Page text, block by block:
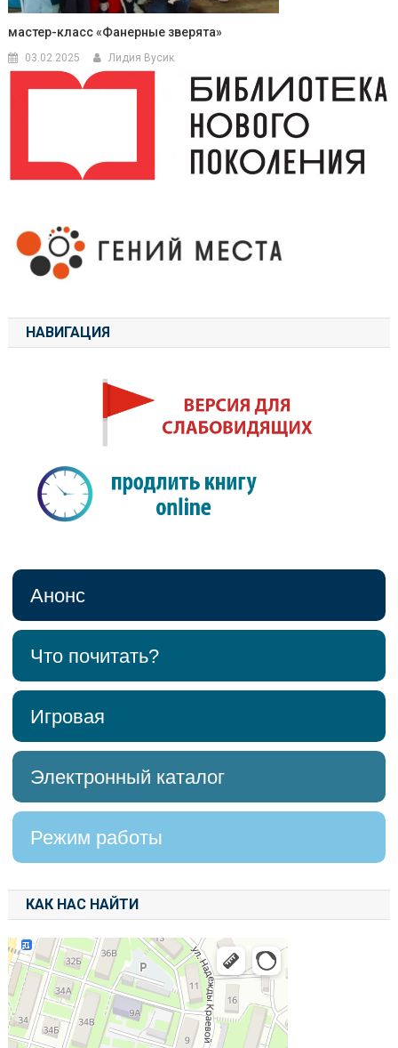
мастер-класс «Фанерные зверята»
03.02.2025 Лидия Вусик
НАВИГАЦИЯ
Анонс
Что почитать?
Игровая
Электронный каталог
Режим работы
КАК НАС НАЙТИ